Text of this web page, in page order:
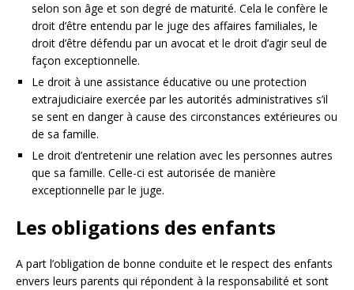
selon son âge et son degré de maturité. Cela le confère le
droit d’être entendu par le juge des affaires familiales, le
droit d’être défendu par un avocat et le droit d’agir seul de
façon exceptionnelle.
Le droit à une assistance éducative ou une protection
extrajudiciaire exercée par les autorités administratives s’il
se sent en danger à cause des circonstances extérieures ou
de sa famille.
Le droit d’entretenir une relation avec les personnes autres
que sa famille. Celle-ci est autorisée de manière
exceptionnelle par le juge.
Les obligations des enfants
A part l’obligation de bonne conduite et le respect des enfants
envers leurs parents qui répondent à la responsabilité et sont